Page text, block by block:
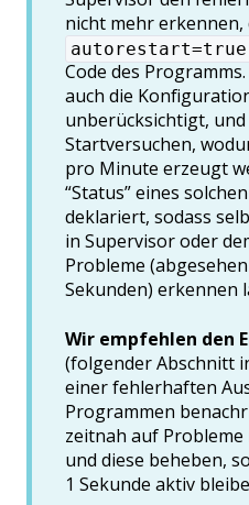
nicht mehr
autorestart=true
Code des
auch die
unberücksichtigt,
Startversuchen,
pro Minute erzeugt
“Status” eines
deklariert, sodass
in Supervisor oder
Probleme
Sekunden) erkennen
Wir empfehlen den
(folgender Abschnitt
einer fehlerhaften
Programmen
zeitnah auf
und diese beheben,
1 Sekunde aktiv